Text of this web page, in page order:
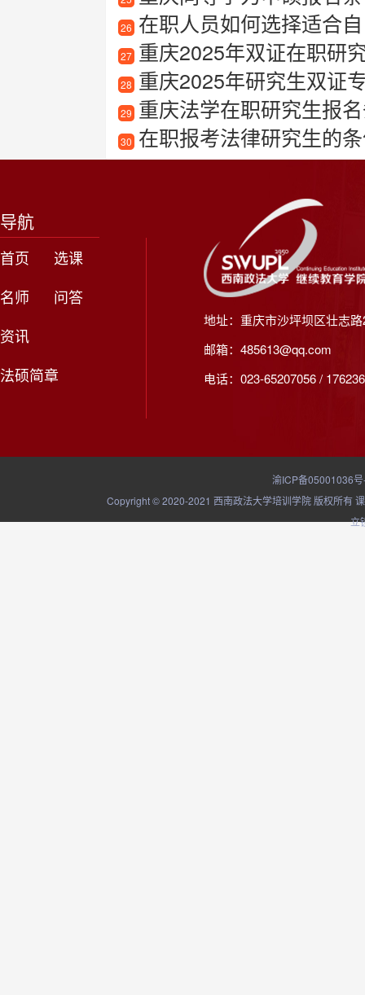
26 在职人员如何选择适合自己
27 重庆2025年双证在职研
28 重庆2025年研究生双证
29 重庆法学在职研究生报
30 在职报考法律研究生的
导航
首页
选课
名师
问答
资讯
法硕简章
地址：重庆市沙坪坝区壮志
邮箱：485613@qq.com
电话：023-65207056 /
渝ICP备05001036
Copyright © 2020-2021 西南政法大学培训学院 版权所有
立